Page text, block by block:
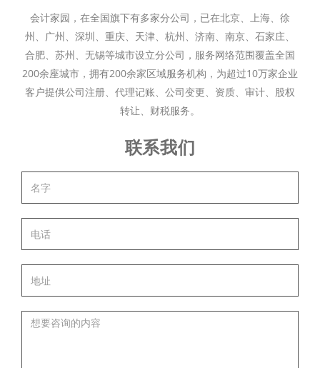
会计家园，在全国旗下有多家分公司，已在北京、上海、徐
州、广州、深圳、重庆、天津、杭州、济南、南京、石家庄、
合肥、苏州、无锡等城市设立分公司，服务网络范围覆盖全国
200余座城市，拥有200余家区域服务机构，为超过10万家企业
客户提供公司注册、代理记账、公司变更、资质、审计、股权
转让、财税服务。
联系我们